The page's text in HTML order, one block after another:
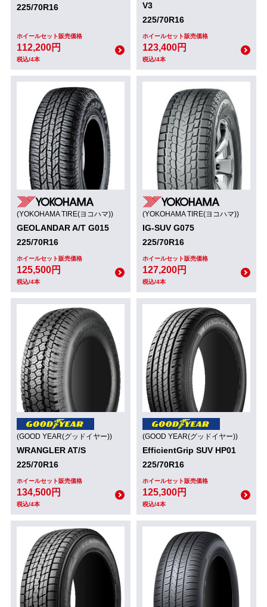
225/70R16
ホイールセット販売価格
112,200円
税込/4本
V3
225/70R16
ホイールセット販売価格
123,400円
税込/4本
(YOKOHAMA TIRE(ヨコハマ))
GEOLANDAR A/T G015
225/70R16
ホイールセット販売価格
125,500円
税込/4本
(YOKOHAMA TIRE(ヨコハマ))
IG-SUV G075
225/70R16
ホイールセット販売価格
127,200円
税込/4本
(GOOD YEAR(グッドイヤー))
WRANGLER AT/S
225/70R16
ホイールセット販売価格
134,500円
税込/4本
(GOOD YEAR(グッドイヤー))
EfficientGrip SUV HP01
225/70R16
ホイールセット販売価格
125,300円
税込/4本